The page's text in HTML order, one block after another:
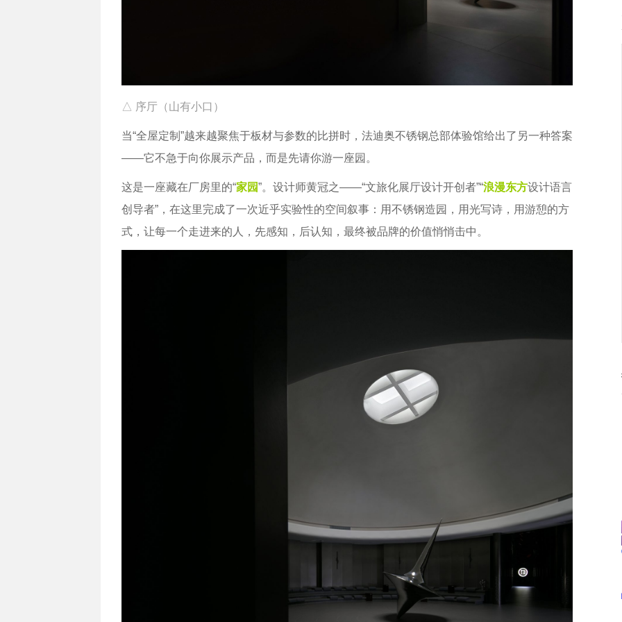
△ 序厅（山有小口）
当“全屋定制”越来越聚焦于板材与参数的比拼时，法迪奥不锈钢总部体验馆给出了另一种答案
——它不急于向你展示产品，而是先请你游一座园。
这是一座藏在厂房里的“家园”。设计师黄冠之——“文旅化展厅设计开创者”“浪漫东方设计语言
创导者”，在这里完成了一次近乎实验性的空间叙事：用不锈钢造园，用光写诗，用游憩的方
式，让每一个走进来的人，先感知，后认知，最终被品牌的价值悄悄击中。